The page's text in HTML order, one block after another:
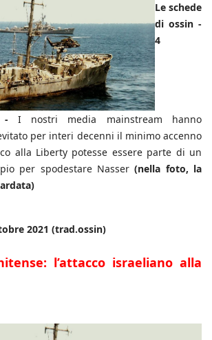
Le schede
di ossin -
4
- I nostri media mainstream hanno
per interi decenni il minimo accenno
alla Liberty potesse essere parte di un
per spodestare Nasser(nella foto, la
2021 (trad.ossin)
l’attacco israeliano alla